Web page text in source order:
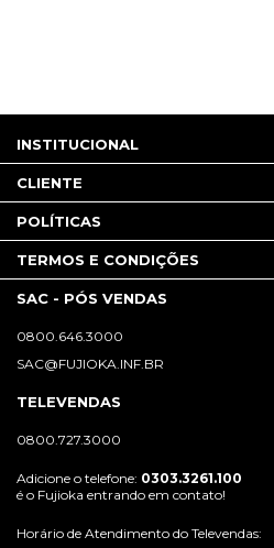
INSTITUCIONAL
CLIENTE
POLÍTICAS
TERMOS E CONDIÇÕES
SAC - PÓS VENDAS
0800.646.3000
SAC@FUJIOKA.INF.BR
TELEVENDAS
0800.727.3000
Adicione o telefone: 0303.3261.100
é o Fujioka entrando em contato!
Horário de Atendimento do Televendas: